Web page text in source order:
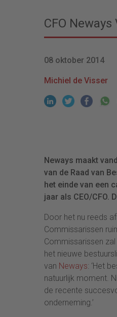
CFO
08 oktober 2014
Michiel de Visser
Neways maakt
van de Raad van
het einde van een
jaar als CEO/CFO.
Door het nu reeds
Commissarissen
Commissarissen
het nieuwe
van Neways: ‘Het
natuurlijk moment.
de recente
onderneming.’